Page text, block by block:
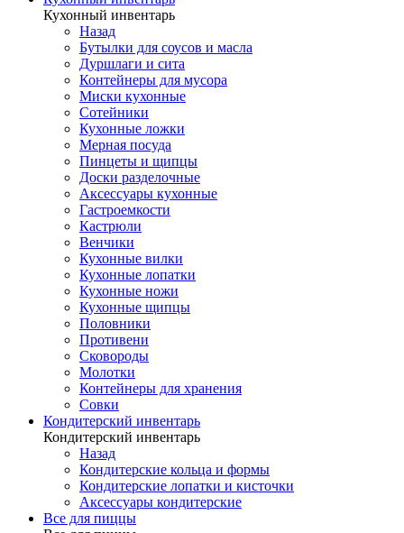
Кухонный инвентарь
Назад
Бутылки для соусов и масла
Дуршлаги и сита
Контейнеры для мусора
Миски кухонные
Сотейники
Кухонные ложки
Мерная посуда
Пинцеты и щипцы
Доски разделочные
Аксессуары кухонные
Гастроемкости
Кастрюли
Венчики
Кухонные вилки
Кухонные лопатки
Кухонные ножи
Кухонные щипцы
Половники
Противени
Сковороды
Молотки
Контейнеры для хранения
Совки
Кондитерский инвентарь
Кондитерский инвентарь
Назад
Кондитерские кольца и формы
Кондитерские лопатки и кисточки
Аксессуары кондитерские
Все для пиццы